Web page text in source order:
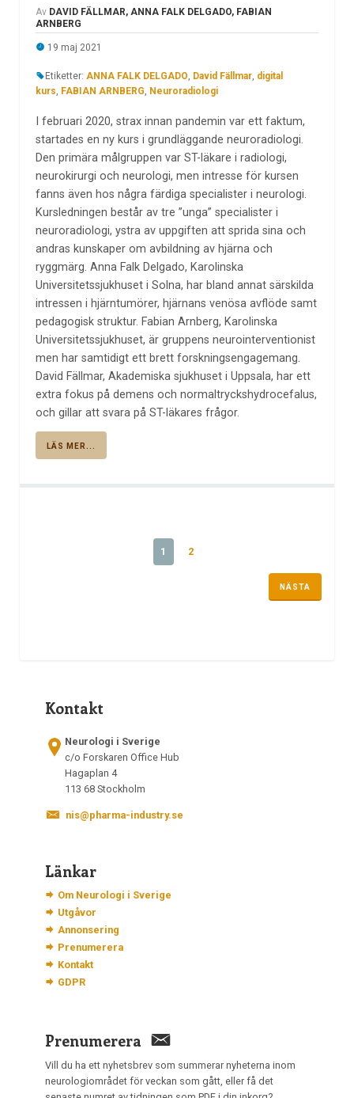
Av DAVID FÄLLMAR, ANNA FALK DELGADO, FABIAN
ARNBERG
19 maj 2021
Etiketter: ANNA FALK DELGADO, David Fällmar, digital
kurs, FABIAN ARNBERG, Neuroradiologi
I februari 2020, strax innan pandemin var ett faktum,
startades en ny kurs i grundläggande neuroradiologi.
Den primära målgruppen var ST-läkare i radiologi,
neurokirurgi och neurologi, men intresse för kursen
fanns även hos några färdiga specialister i neurologi.
Kursledningen består av tre ”unga” specialister i
neuroradiologi, ystra av uppgiften att sprida sina och
andras kunskaper om avbildning av hjärna och
ryggmärg. Anna Falk Delgado, Karolinska
Universitetssjukhuset i Solna, har bland annat särskilda
intressen i hjärntumörer, hjärnans venösa avflöde samt
pedagogisk struktur. Fabian Arnberg, Karolinska
Universitetssjukhuset, är gruppens neurointerventionist
men har samtidigt ett brett forskningsengagemang.
David Fällmar, Akademiska sjukhuset i Uppsala, har ett
extra fokus på demens och normaltryckshydrocefalus,
och gillar att svara på ST-läkares frågor.
LÄS MER...
1 2
NÄSTA
Kontakt
Neurologi i Sverige
c/o Forskaren Office Hub
Hagaplan 4
113 68 Stockholm
nis@pharma-industry.se
Länkar
Om Neurologi i Sverige
Utgåvor
Annonsering
Prenumerera
Kontakt
GDPR
Prenumerera
Vill du ha ett nyhetsbrev som summerar nyheterna inom
neurologiområdet för veckan som gått, eller få det